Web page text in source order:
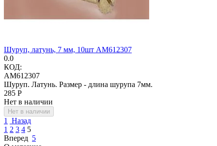
Шуруп, латунь, 7 мм, 10шт AM612307
0.0
КОД:
AM612307
Шуруп. Латунь. Размер - длина шурупа 7мм.
‍285‍ Р
Нет в наличии
Нет в наличии
1
Назад
1 2 3 4 5
Вперед 5